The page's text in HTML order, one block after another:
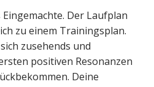
Der Laufplan
zu einem Trainingsplan.
zusehends und
positiven Resonanzen
Deine